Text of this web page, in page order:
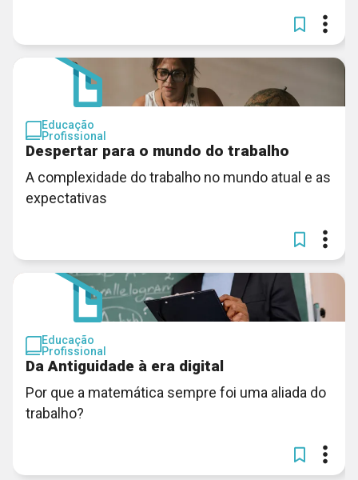
Educação
Profissional
Despertar para o mundo do trabalho
A complexidade do trabalho no mundo atual e as
expectativas
Educação
Profissional
Da Antiguidade à era digital
Por que a matemática sempre foi uma aliada do
trabalho?